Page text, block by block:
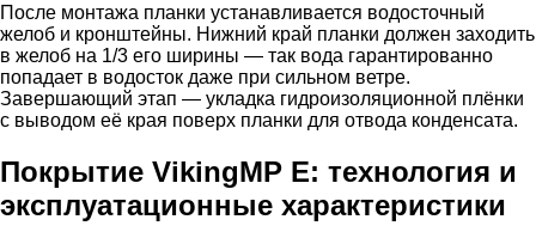
После монтажа планки устанавливается водосточный
желоб и кронштейны. Нижний край планки должен заходить
в желоб на 1/3 его ширины — так вода гарантированно
попадает в водосток даже при сильном ветре.
Завершающий этап — укладка гидроизоляционной плёнки
с выводом её края поверх планки для отвода конденсата.
Покрытие VikingMP E: технология и
эксплуатационные характеристики